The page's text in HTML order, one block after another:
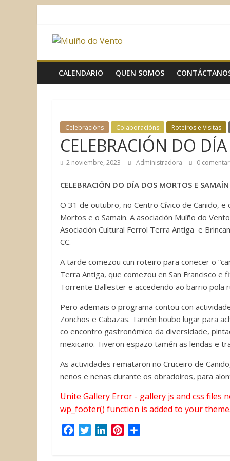
contenido
Muíño
do
Asociación
Sociocultural
CALENDARIO QUEN SOMOS
Celebracións Colaboracións Roteiros e Visitas
CELEBRACIÓN DO
2 noviembre, 2023 Administradora 0
CELEBRACIÓN DO DÍA DOS MORTOS E SAMAÍN
O 31 de outubro, no Centro Cívico de Canido,
Mortos e o Samaín. A asociación Muíño do
Asociación Cultural Ferrol Terra Antiga e
CC.
A tarde comezou cun roteiro para coñecer o
Terra Antiga, que comezou en San Francisco
Torrente Ballester e accedendo ao barrio pola
Pero ademais o programa contou con
Zonchos e Cabazas. Tamén houbo lugar para
co encontro gastronómico da diversidade,
mexicano. Tiveron espazo tamén as lendas e
As actividades remataron no Cruceiro de
nenos e nenas durante os obradoiros, para
Unite Gallery Error - gallery js and css files
wp_footer() function is added to your theme.